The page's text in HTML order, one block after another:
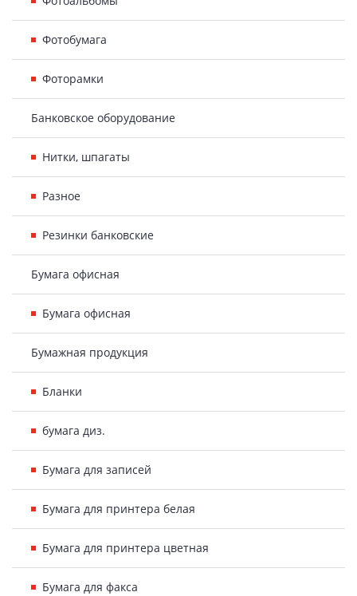
Фотобумага
Фоторамки
Банковское оборудование
Нитки, шпагаты
Разное
Резинки банковские
Бумага офисная
Бумага офисная
Бумажная продукция
Бланки
бумага диз.
Бумага для записей
Бумага для принтера белая
Бумага для принтера цветная
Бумага для факса